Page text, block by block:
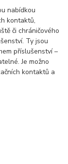
nabídkou
kontaktů,
či chráničového
Ty jsou
příslušenství –
Je možno
kontaktů a